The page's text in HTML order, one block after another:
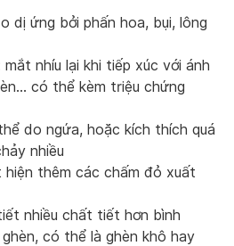
dị ứng bởi phấn hoa, bụi, lông
nhíu lại khi tiếp xúc với ánh
có thể kèm triệu chứng
do ngứa, hoặc kích thích quá
nhiều
thêm các chấm đỏ xuất
nhiều chất tiết hơn bình
có thể là ghèn khô hay